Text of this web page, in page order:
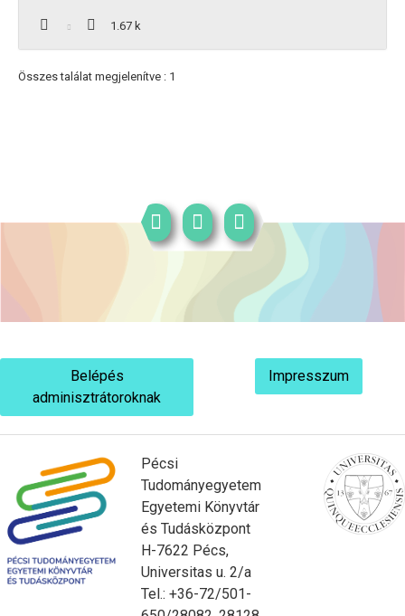
1.67 k
Összes találat megjelenítve : 1
Belépés
adminisztrátoroknak
Impresszum
Pécsi
Tudományegyetem
Egyetemi Könyvtár
és Tudásközpont
H-7622 Pécs,
Universitas u. 2/a
Tel.: +36-72/501-